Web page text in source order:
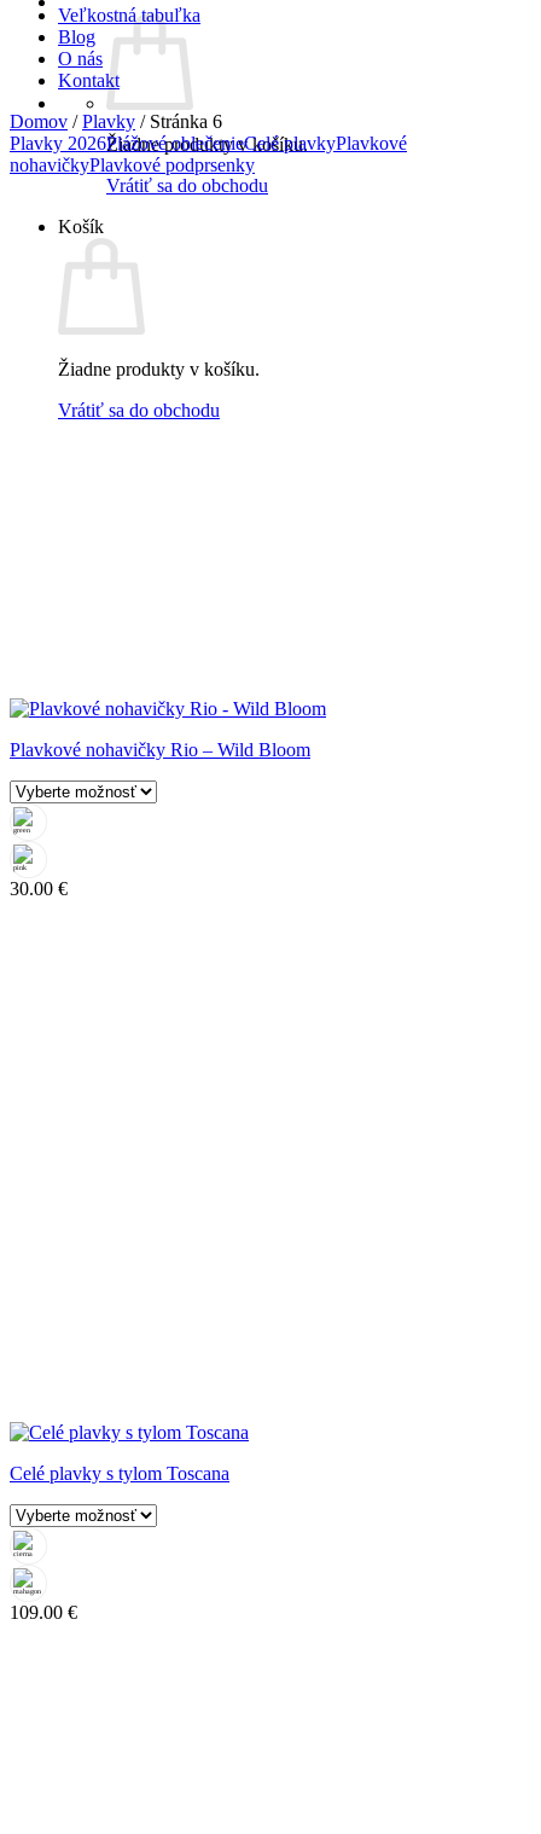
Žiadne produkty v košíku.
Vrátiť sa do obchodu
Košík
Žiadne produkty v košíku.
Vrátiť sa do obchodu
Veľkostná tabuľka
Blog
O nás
Kontakt
Domov / Plavky /Stránka 6
Plavky 2026Plážové oblečenieCelé plavkyPlavkové
nohavičkyPlavkové podprsenky
Plavkové nohavičky Rio – Wild Bloom
30.00 €
Celé plavky s tylom Toscana
109.00 €